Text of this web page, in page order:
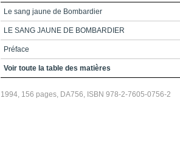
Le sang jaune de Bombardier
LE SANG JAUNE DE BOMBARDIER
Préface
Remerciements
Voir toute la table des matières
1994, 156 pages, DA756, ISBN 978-2-7605-0756-2